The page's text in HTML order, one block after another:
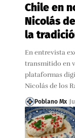
Chile en
Nicolás
la
En entrevista
transmitido en
plataformas
Nicolás de los
Poblano Mx